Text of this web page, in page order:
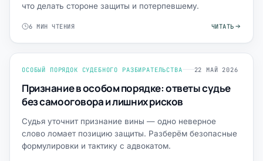
что делать стороне защиты и потерпевшему.
6 МИН ЧТЕНИЯ ЧИТАТЬ
ОСОБЫЙ ПОРЯДОК СУДЕБНОГО РАЗБИРАТЕЛЬСТВА 22 МАЙ 2026
Признание в особом порядке: ответы судье
без самооговора и лишних рисков
Судья уточнит признание вины — одно неверное
слово ломает позицию защиты. Разберём безопасные
формулировки и тактику с адвокатом.